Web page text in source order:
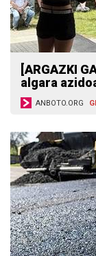
[ARGAZKI
algara
ANBOTO.ORG